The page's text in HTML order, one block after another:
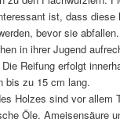
ist, dass diese
bevor sie abfallen.
in ihrer Jugend
Reifung erfolgt
bis zu 15 cm lang.
Holzes sind vor allem
Öle, Ameisensäure